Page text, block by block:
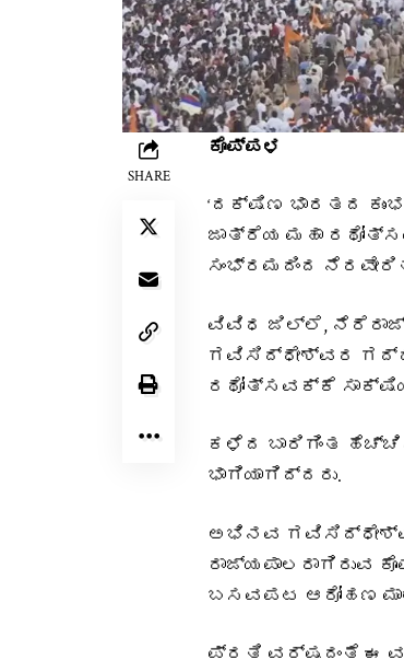
SHARE
ಕೊಪ್ಪಳ
‘ದಕ್ಷಿಣ ಭಾರತದ
ಜಾತ್ರೆಯ ಮಹಾ
ಸಂಭ್ರಮದಿಂದ
ವಿವಿಧ ಜಿಲ್ಲೆ,
ಗವಿಸಿದ್ಧೇಶ್ವರ
ರಥೋತ್ಸವಕ್ಕೆ
ಕಳೆದ ಬಾರಿಗಿಂತ
ಭಾಗಿಯಾಗಿದ್ದರು.
ಅಭಿನವ
ರಾಜ್ಯಪಾಲರಾಗಿರುವ
ಬಸವಪಟ ಆರೋಹಣ
ಪ್ರತಿ ವರ್ಷದಂತೆ ಈ